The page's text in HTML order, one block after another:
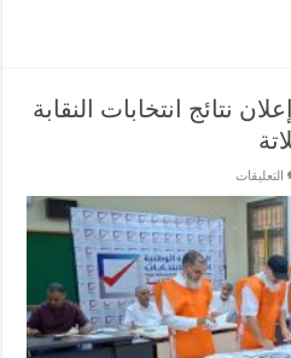
نتائج انتخابات النقابة
التعليقات
الاقتراع
وإعلان
نتائج
انتخابات
النقابة
الفرعية
للمعلمين
بمسلاتة
مغلقة